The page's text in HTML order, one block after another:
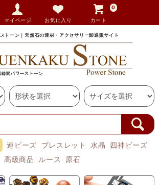
マイページ お気に入り カート
0
トーン｜天然石の連材・アクセサリー卸通販サイト
連ビーズ ブレスレット 水晶
四神ビーズ
高級商品
ルース 原石